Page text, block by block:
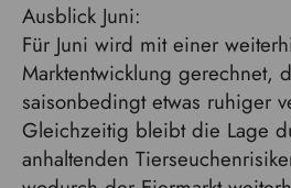
Ausblick Juni:
Für Juni wird mit einer
Marktentwicklung gerechnet,
saisonbedingt etwas ruhiger
Gleichzeitig bleibt die Lage
anhaltenden